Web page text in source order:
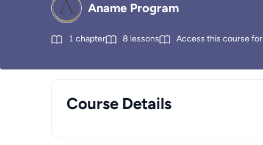
Aname Program
1 chapter 8 lessons Access this course for
Course Details